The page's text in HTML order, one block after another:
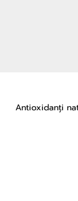
Antioxidanți